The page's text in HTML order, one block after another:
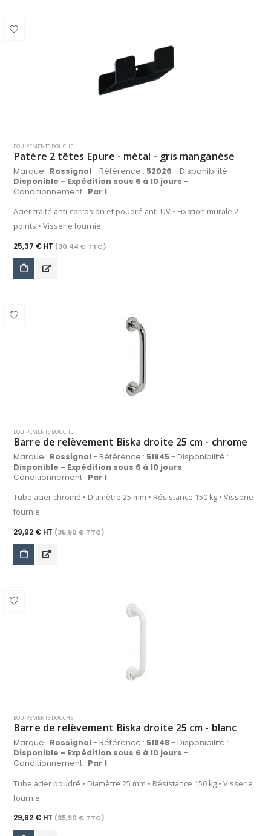
EQUIPEMENTS DOUCHE
Patère 2 têtes Epure - métal - gris manganèse
Marque : Rossignol- Référence : 52026 - Disponibilité :
Disponible - Expédition sous 6 à 10 jours -
Conditionnement : Par 1
Acier traité anti-corrosion et poudré anti-UV • Fixation murale 2
points • Visserie fournie
25,37 € HT (30,44 € TTC)
EQUIPEMENTS DOUCHE
Barre de relèvement Biska droite 25 cm - chrome
Marque : Rossignol- Référence : 51845 - Disponibilité :
Disponible - Expédition sous 6 à 10 jours -
Conditionnement : Par 1
Tube acier chromé • Diamètre 25 mm • Résistance 150 kg • Visserie
fournie
29,92 € HT (35,90 € TTC)
EQUIPEMENTS DOUCHE
Barre de relèvement Biska droite 25 cm - blanc
Marque : Rossignol- Référence : 51848 - Disponibilité :
Disponible - Expédition sous 6 à 10 jours -
Conditionnement : Par 1
Tube acier poudré • Diamètre 25 mm • Résistance 150 kg • Visserie
fournie
29,92 € HT (35,90 € TTC)